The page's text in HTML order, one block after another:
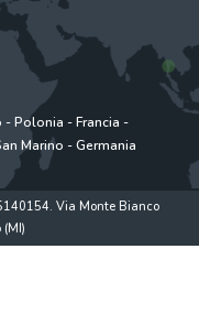
-Polonia -Francia -
Marino -Germania
Via Monte Bianco